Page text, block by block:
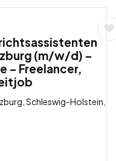
(m/w/d) –
– Freelancer,
Schleswig-Holstein,